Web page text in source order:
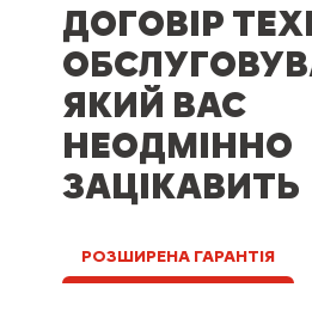
ДОГОВІР
ЯКИЙ ВАС
НЕОДМІННО
ЗАЦІКАВИТЬ
РОЗШИРЕНА ГАРАНТІЯ